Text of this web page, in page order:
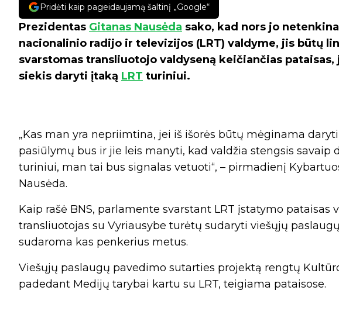
Pridėti kaip pageidaujamą šaltinį „Google“
Prezidentas Gitanas Nausėda sako, kad nors jo
nacionalinio radijo ir televizijos (LRT) valdyme, jis būtų
svarstomas transliuotojo valdyseną keičiančias
siekis daryti įtaką LRT turiniui.
„Kas man yra nepriimtina, jei iš išorės būtų mėginama
pasiūlymų bus ir jie leis manyti, kad valdžia stengsis savaip
turiniui, man tai bus signalas vetuoti“, – pirmadienį
Nausėda.
Kaip rašė BNS, parlamente svarstant LRT įstatymo pataisas
transliuotojas su Vyriausybe turėtų sudaryti viešųjų
sudaroma kas penkerius metus.
Viešųjų paslaugų pavedimo sutarties projektą rengtų
padedant Medijų tarybai kartu su LRT, teigiama pataisose.